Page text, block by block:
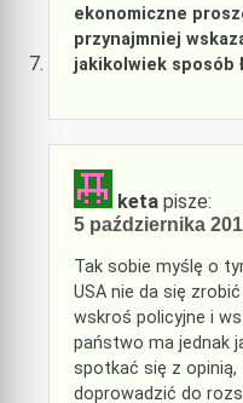
ekonomiczne
przynajmniej
jakikolwiek sposób
keta pisze:
5 października
Tak sobie myślę o
USA nie da się
wskroś policyjne i
państwo ma jednak
spotkać się z
doprowadzić do